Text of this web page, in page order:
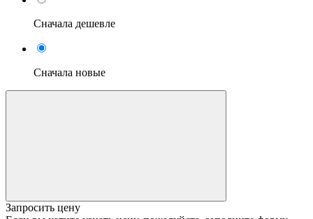
Сначала дешевле
Сначала новые
Запросить цену